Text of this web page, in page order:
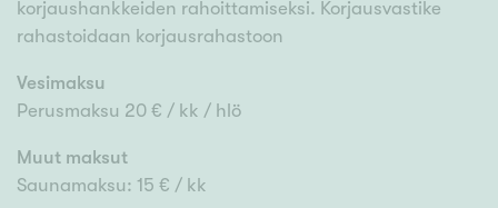
korjaushankkeiden rahoittamiseksi. Korjausvastike
rahastoidaan korjausrahastoon
Vesimaksu
Perusmaksu 20 € / kk / hlö
Muut maksut
Saunamaksu: 15 € / kk